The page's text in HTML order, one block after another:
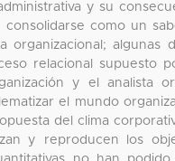
y su
como un
organizacional; algunas
relacional supuesto
y el analista
el mundo
del clima
y reproducen los